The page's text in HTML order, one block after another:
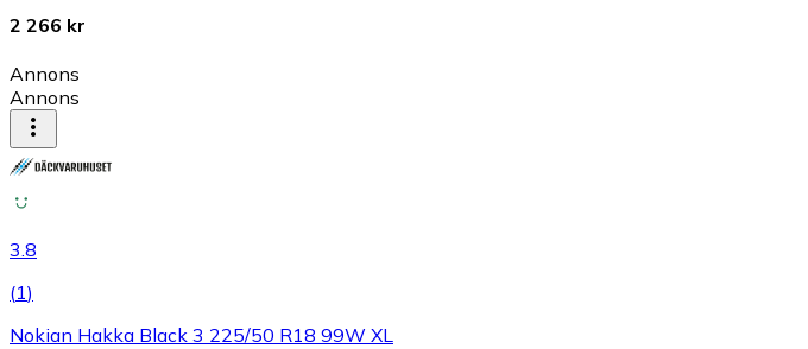
2 266 kr
Annons
Annons
3.8
(1)
Nokian Hakka Black 3 225/50 R18 99W XL